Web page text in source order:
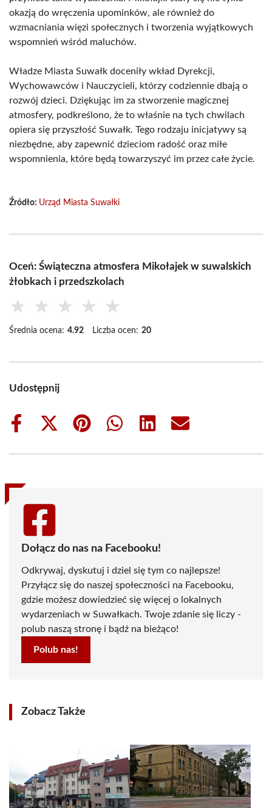
okazją do wręczenia upominków, ale również do
wzmacniania więzi społecznych i tworzenia wyjątkowych
wspomnień wśród maluchów.
Władze Miasta Suwałk doceniły wkład Dyrekcji,
Wychowawców i Nauczycieli, którzy codziennie dbają o
rozwój dzieci. Dziękując im za stworzenie magicznej
atmosfery, podkreślono, że to właśnie na tych chwilach
opiera się przyszłość Suwałk. Tego rodzaju inicjatywy są
niezbędne, aby zapewnić dzieciom radość oraz miłe
wspomnienia, które będą towarzyszyć im przez całe życie.
Źródło: Urząd Miasta Suwałki
Oceń: Świąteczna atmosfera Mikołajek w suwalskich
żłobkach i przedszkolach
★ ★ ★ ★ ★
Średnia ocena: 4.92 Liczba ocen: 20
Udostępnij
Share
Share
(Twitter)
Share
Share
Share
Share
Dołącz do nas na Facebooku!
Odkrywaj, dyskutuj i dziel się tym co najlepsze!
Przyłącz się do naszej społeczności na Facebooku,
gdzie możesz dowiedzieć się więcej o lokalnych
wydarzeniach w Suwałkach. Twoje zdanie się liczy -
polub naszą stronę i bądź na bieżąco!
Polub nas!
Zobacz Także